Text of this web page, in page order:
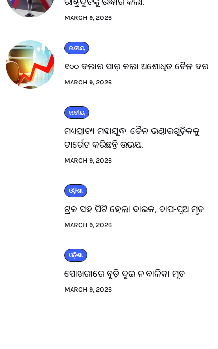
MARCH 9, 2026
ଜାତୀୟ
୧୦୦ ଡଲାର ପାର୍ କଲା ଅଶୋଧିତ ତୈଳ ଦର
MARCH 9, 2026
ଜାତୀୟ
ମଧ୍ୟପ୍ରାଚ୍ୟ ମହାଯୁଦ୍ଧ, ତୈଳ ଭଣ୍ଡାରଗୁଡ଼ିକକୁ
ଟାର୍ଗେଟ କରିଛନ୍ତି ଉଭୟ.
MARCH 9, 2026
ଓଡ଼ିଶା
ଟ୍ରକ ସହ ପିଟି ହେଲା ବାଇକ, ବାପ-ପୁଅ ମୃତ
MARCH 9, 2026
ଓଡ଼ିଶା
ପୋଖରୀରେ ବୁଡ଼ି ଦୁଇ ନାବାଳିକା ମୃତ
MARCH 9, 2026